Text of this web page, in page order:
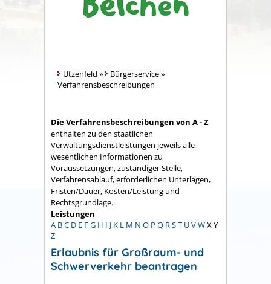
Utzenfeld » Bürgerservice»
Verfahrensbeschreibungen
Die Verfahrensbeschreibungen von A - Z
enthalten zu den staatlichen
Verwaltungsdienstleistungen jeweils alle
wesentlichen Informationen zu
Voraussetzungen, zuständiger Stelle,
Verfahrensablauf, erforderlichen Unterlagen,
Fristen/Dauer, Kosten/Leistung und
Rechtsgrundlage.
Leistungen
A BC D E FG H I J K L M N O P Q RST UVWX Y
Z
Erlaubnis für Großraum- und
Schwerverkehr beantragen